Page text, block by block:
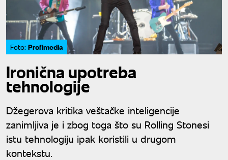
Foto: Profimedia
Ironična upotreba
tehnologije
Džegerova kritika veštačke inteligencije
zanimljiva je i zbog toga što su Rolling Stonesi
istu tehnologiju ipak koristili u drugom
kontekstu.